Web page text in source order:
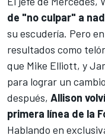
de "no culpar" a
su escudería. Pero
resultados como
que Mike Elliott, y
para lograr un
después, Allison
primera línea de la
Hablando en